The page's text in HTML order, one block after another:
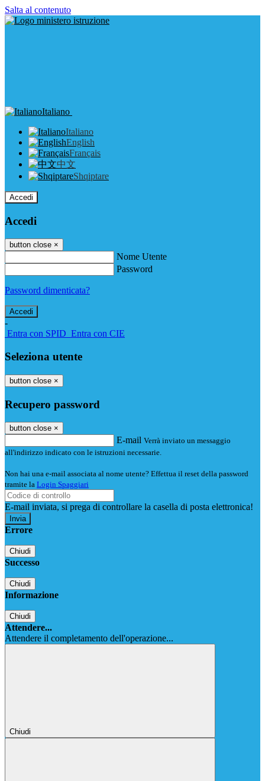
Salta al contenuto
Italiano
Italiano
English
Français
中文
Shqiptare
Accedi
Accedi
button close ×
Nome Utente
Password
Password dimenticata?
-
Entra con SPID Entra con CIE
Seleziona utente
button close ×
Recupero password
button close ×
E-mail Verrà inviato un messaggio
all'indirizzo indicato con le istruzioni necessarie.
Non hai una e-mail associata al nome utente? Effettua il reset della password
tramite la Login Spaggiari
E-mail inviata, si prega di controllare la casella di posta elettronica!
Errore
Chiudi
Successo
Chiudi
Informazione
Chiudi
Attendere...
Attendere il completamento dell'operazione...
Chiudi